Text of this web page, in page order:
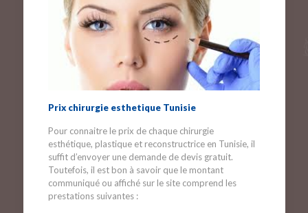
Prix chirurgie esthetique Tunisie
Pour connaitre le prix de chaque chirurgie
esthétique, plastique et reconstructrice en Tunisie, il
suffit d’envoyer une demande de devis gratuit.
Toutefois, il est bon à savoir que le montant
communiqué ou affiché sur le site comprend les
prestations suivantes :